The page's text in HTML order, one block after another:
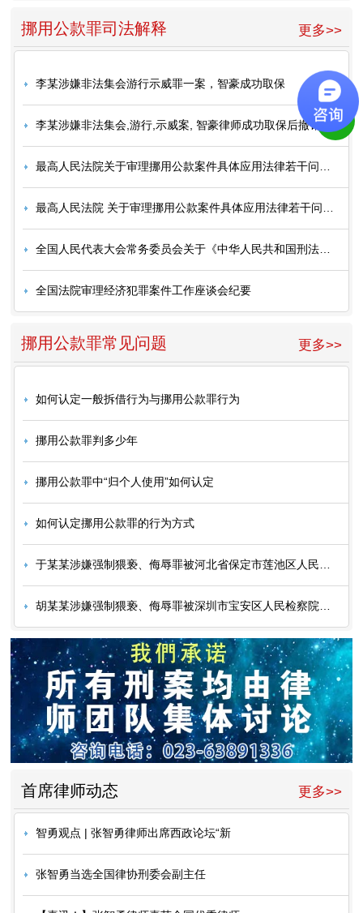
更多>>
挪用公款罪司法解释
李某涉嫌非法集会游行示威罪一案，智豪成功取保
李某涉嫌非法集会,游行,示威案, 智豪律师成功取保后撤销案件
全国人民代表大会常务委员会关于《中华人民共和国刑法》第三百八十四条第一款的解释
全国法院审理经济犯罪案件工作座谈会纪要
更多>>
挪用公款罪常见问题
如何认定一般拆借行为与挪用公款罪行为
挪用公款罪判多少年
挪用公款罪中“归个人使用”如何认定
如何认定挪用公款罪的行为方式
更多>>
首席律师动态
智勇观点 | 张智勇律师出席西政论坛“新
张智勇当选全国律协刑委会副主任